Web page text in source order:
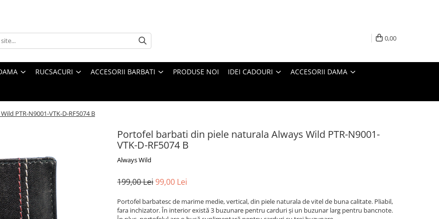
0,00
RUCSACURI ACCESORII BARBATI PRODUSE NOI IDEI CADOURI ACCESORII DAMA
PTR-N9001-VTK-D-RF5074 B
Portofel barbati din piele naturala Always Wild PTR-N9001-
VTK-D-RF5074 B
Always Wild
199,00 Lei99,00 Lei
Portofel barbatesc de marime medie, vertical, din piele naturala de vitel de buna calitate. Pliabil,
fara inchizator. În interior există 3 buzunare pentru carduri și un buzunar larg pentru bancnote.